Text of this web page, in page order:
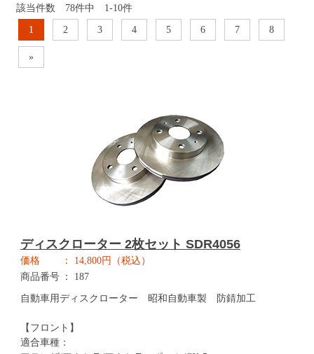
該当件数 78件中 1-10件
1 2 3 4 5 6 7 8
»
ディスクローター 2枚セット SDR4056
価格
14,800円（税込）
商品番号
187
自動車用ディスクローター 昭和自動車製 防錆加工
【フロント】
適合車種：